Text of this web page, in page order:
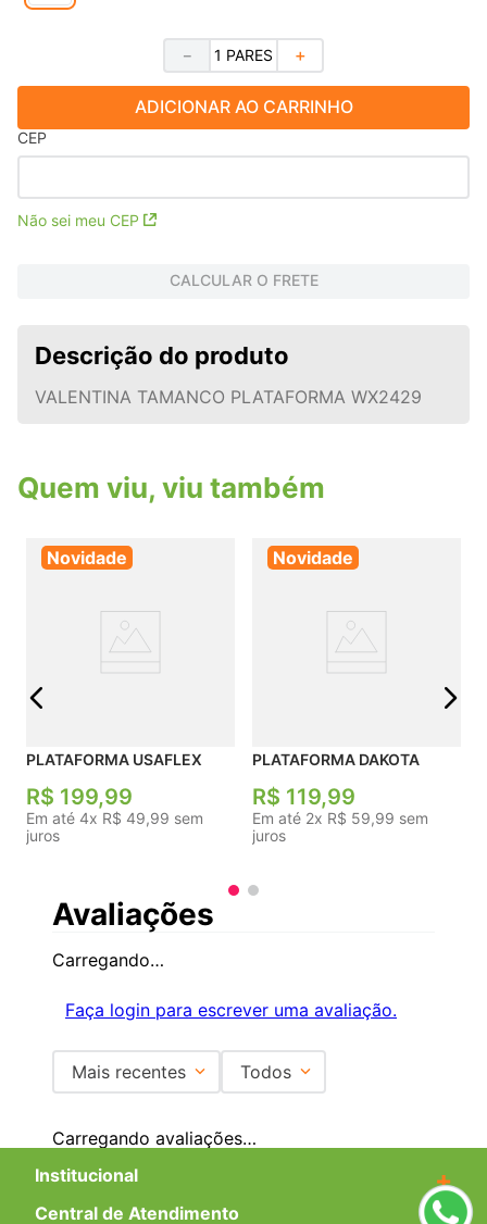
＋
－
ADICIONAR AO CARRINHO
CEP
Não sei meu CEP
CALCULAR O FRETE
Descrição do produto
VALENTINA TAMANCO PLATAFORMA WX2429
Quem viu, viu também
Novidade
PLATAFORMA USAFLEX
R$ 199,99
Em até 4x R$ 49,99 sem
juros
Novidade
PLATAFORMA DAKOTA
R$ 119,99
Em até 2x R$ 59,99 sem
juros
Avaliações
Carregando…
Faça login para escrever uma avaliação.
Mais recentes Todos
Carregando avaliações…
Institucional
+
Central de Atendimento